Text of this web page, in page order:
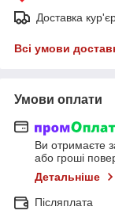
Доставка
Всі умови
Умови оплати
Ви отримаєте
або гроші
Детальніше
Післяплата